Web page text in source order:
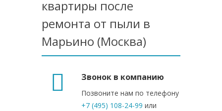
квартиры после
ремонта от пыли в
Марьино (Москва)
Звонок в компанию
Позвоните нам по телефону
+7 (495) 108-24-99 или